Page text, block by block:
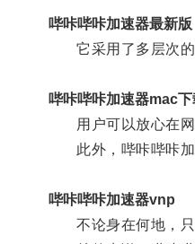
哔咔哔咔加速器最新版
它采用了多层次的
哔咔哔咔加速器mac下
用户可以放心在网
此外，哔咔哔咔加
哔咔哔咔加速器vnp
不论身在何地，只